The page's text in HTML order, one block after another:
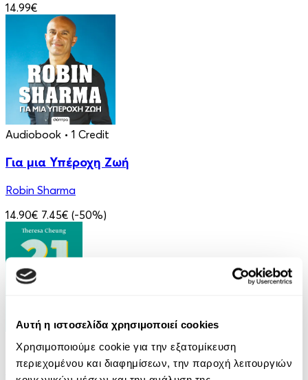
Αυτή η ιστοσελίδα χρησιμοποιεί cookies
Χρησιμοποιούμε cookie για την εξατομίκευση
περιεχομένου και διαφημίσεων, την παροχή λειτουργιών
14.99€
Audiobook • 1 Credit
Για μια Υπέροχη Ζωή
Robin Sharma
14.90€ 7.45€ (-50%)
eBook
21 Ευκαιρίες να ξεπεράσεις τον εαυτό σου